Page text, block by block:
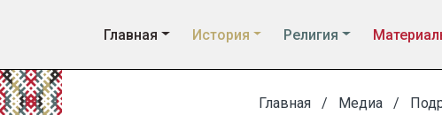
Главная История Религия
Главная Медиа